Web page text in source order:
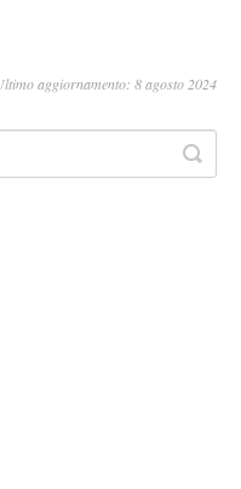
aggiornamento: 8 agosto 2024